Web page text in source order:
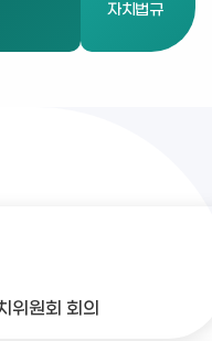
자치법규
위원회 회의